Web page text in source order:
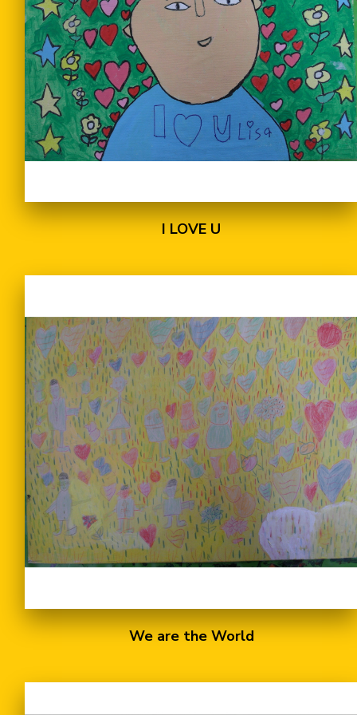
I LOVE U
We are the World